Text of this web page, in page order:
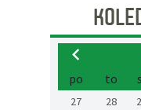
po
to
27 28